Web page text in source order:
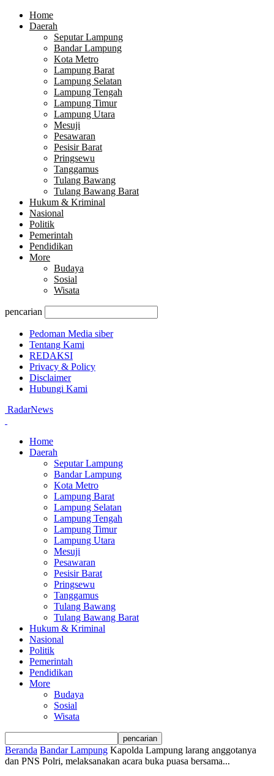
Home
Daerah
Seputar Lampung
Bandar Lampung
Kota Metro
Lampung Barat
Lampung Selatan
Lampung Tengah
Lampung Timur
Lampung Utara
Mesuji
Pesawaran
Pesisir Barat
Pringsewu
Tanggamus
Tulang Bawang
Tulang Bawang Barat
Hukum & Kriminal
Nasional
Politik
Pemerintah
Pendidikan
More
Budaya
Sosial
Wisata
pencarian
Pedoman Media siber
Tentang Kami
REDAKSI
Privacy & Policy
Disclaimer
Hubungi Kami
RadarNews
Home
Daerah
Seputar Lampung
Bandar Lampung
Kota Metro
Lampung Barat
Lampung Selatan
Lampung Tengah
Lampung Timur
Lampung Utara
Mesuji
Pesawaran
Pesisir Barat
Pringsewu
Tanggamus
Tulang Bawang
Tulang Bawang Barat
Hukum & Kriminal
Nasional
Politik
Pemerintah
Pendidikan
More
Budaya
Sosial
Wisata
Beranda Bandar Lampung Kapolda Lampung larang anggotanya
dan PNS Polri, melaksanakan acara buka puasa bersama...